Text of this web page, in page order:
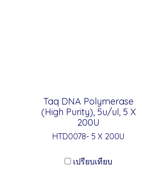
Taq DNA Polymerase
(High Purity), 5u/ul, 5 X
200U
HTD0078- 5 X 200U
เปรียบเทียบ